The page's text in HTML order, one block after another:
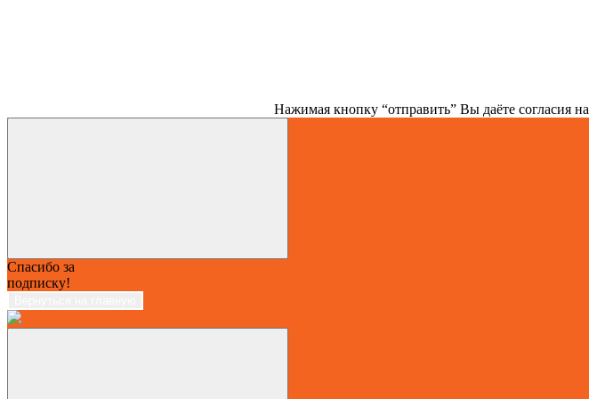
Нажимая кнопку “отправить” Вы даёте согласия на
Спасибо за
подписку!